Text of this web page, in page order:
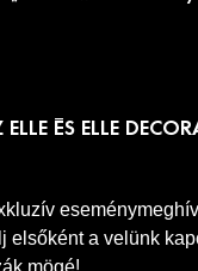
ÉS ELLE
elsőként a velünk